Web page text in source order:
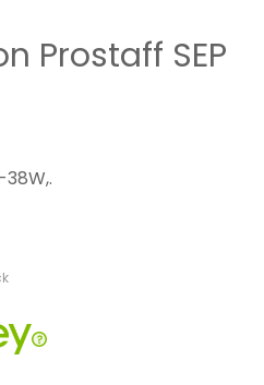
Prostaff SEP